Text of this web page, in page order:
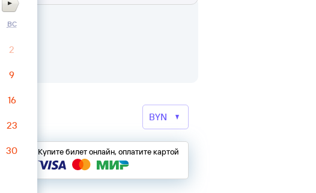
Купите билет онлайн, оплатите картой
ВС
2
9
16
23
30